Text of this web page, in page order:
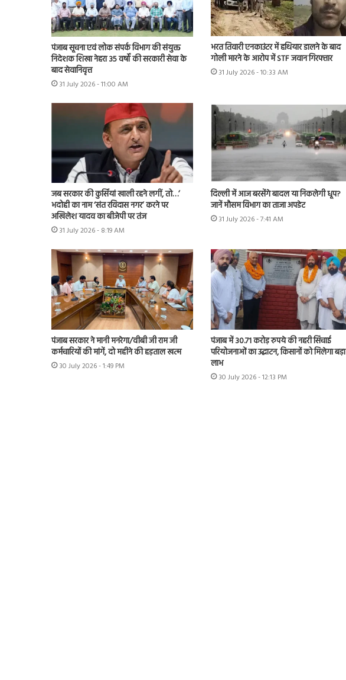
पंजाब सूचना एवं लोक संपर्क विभाग की संयुक्त
निदेशक शिखा नेहरा 35 वर्षों की सरकारी सेवा के
बाद सेवानिवृत्त
31 July 2026 - 11:00 AM
भरत तिवारी एनकाउंटर में हथियार डालने के बाद
गोली मारने के आरोप में STF जवान गिरफ्तार
31 July 2026 - 10:33 AM
जब सरकार की कुर्सियां खाली रहने लगीं, तो…’
भदोही का नाम ‘संत रविदास नगर’ करने पर
अखिलेश यादव का बीजेपी पर तंज
31 July 2026 - 8:19 AM
दिल्ली में आज बरसेंगे बादल या निकलेगी धूप?
जानें मौसम विभाग का ताजा अपडेट
31 July 2026 - 7:41 AM
पंजाब सरकार ने मानी मनरेगा/वीबी जी राम जी
कर्मचारियों की मांगें, दो महीने की हड़ताल खत्म
30 July 2026 - 1:49 PM
पंजाब में 30.71 करोड़ रुपये की नहरी सिंचाई
परियोजनाओं का उद्घाटन, किसानों को मिलेगा बड़ा
लाभ
30 July 2026 - 12:13 PM